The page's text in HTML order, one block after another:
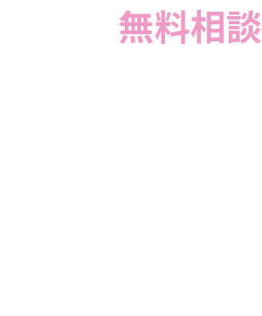
無料相談